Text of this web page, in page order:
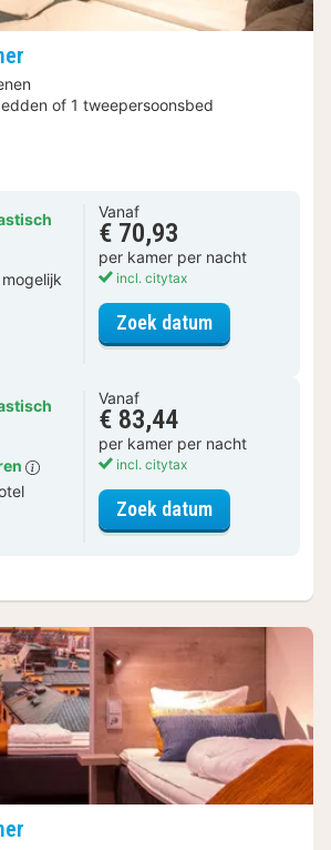
of 1 tweepersoonsbed
Vanaf
€ 70,93
per kamer per nacht
incl. citytax
Zoek datumvoor
Vanaf
€ 83,44
per kamer per nacht
incl. citytax
Zoek datumvoor